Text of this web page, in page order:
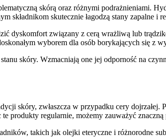
skórą oraz różnymi podrażnieniami.
składnikom skutecznie łagodzą stany zapalne i
dyskomfort związany z cerą wrażliwą lub
wyborem dla osób borykających się z
skóry. Wzmacniają one jej odporność na
skóry, zwłaszcza w przypadku cery dojrzałej.
produkty regularnie, możemy zauważyć
takich jak olejki eteryczne i różnorodne